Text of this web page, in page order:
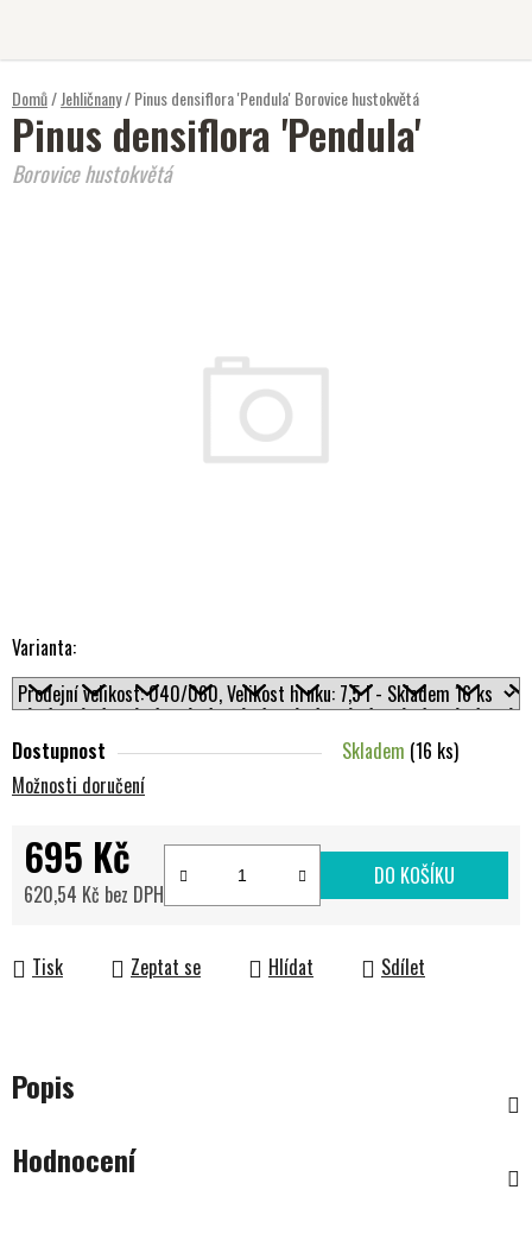
Domů/Jehličnany/Pinus densiflora 'Pendula'Borovice hustokvětá
Varianta:
Dostupnost Skladem (16 ks)
Možnosti doručení
695 Kč
620,54 Kč bez DPH
DO KOŠÍKU
Tisk Zeptat se Hlídat Sdílet
Pinus densiflora 'Pendula'
Borovice hustokvětá
Popis
Hodnocení